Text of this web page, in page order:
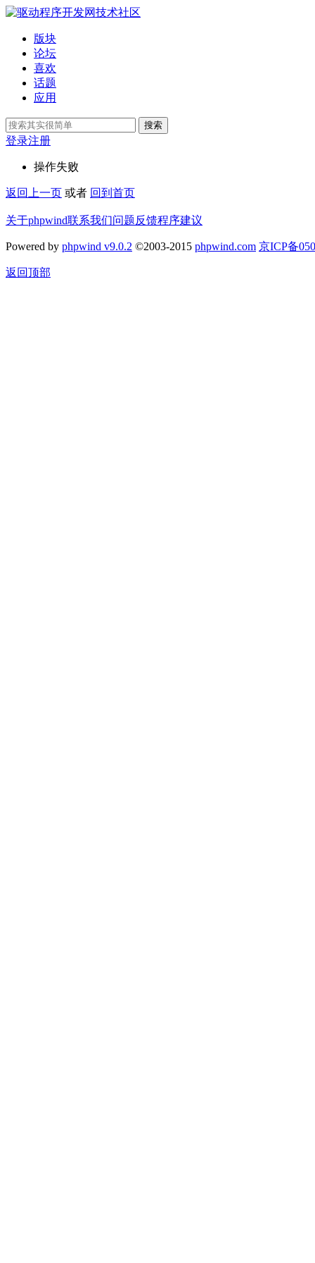
版块
论坛
喜欢
话题
应用
搜索
登录注册
操作失败
返回上一页 或者 回到首页
关于phpwind联系我们问题反馈程序建议
Powered by phpwind v9.0.2 ©2003-2015 phpwind.com 京ICP备
返回顶部